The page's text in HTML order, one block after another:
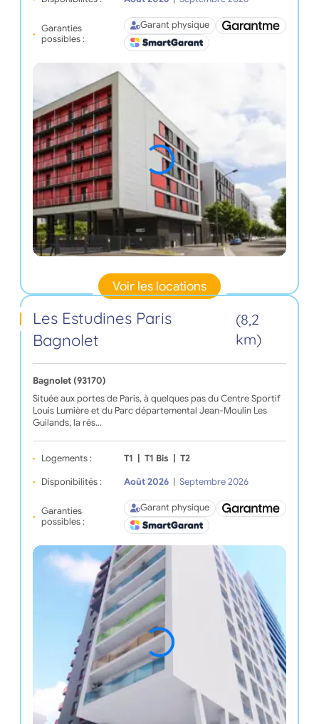
Garanties
possibles :
Garant physique
Voir les locations
Les Estudines Paris
Bagnolet
(8,2
km)
Bagnolet (93170)
Située aux portes de Paris, à quelques pas du Centre Sportif
Louis Lumière et du Parc départemental Jean-Moulin Les
Guilands, la rés…
Logements : T1 | T1 Bis | T2
Disponibilités : Août 2026 | Septembre 2026
Garanties
possibles :
Garant physique